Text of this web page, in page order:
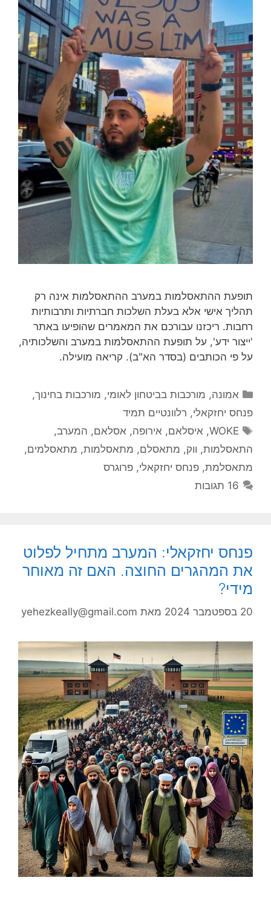
תופעת ההתאסלמות במערב ההתאסלמות אינה רק
תהליך אישי אלא בעלת השלכות חברתיות ותרבותיות
רחבות. ריכזנו עבורכם את המאמרים שהופיעו באתר
'ייצור ידע', על תופעת ההתאסלמות במערב והשלכותיה,
על פי הכותבים (בסדר הא"ב). קריאה מועילה.
קטגוריות
אמונה, מורכבות בביטחון לאומי, מורכבות בחינוך,
פנחס יחזקאלי, רלוונטיים תמיד
תגיות
WOKE
, איסלאם, אירופה, אסלאם, המערב,
התאסלמות, ווק, מתאסלם, מתאסלמות, מתאסלמים,
מתאסלמת, פנחס יחזקאלי, פרוגרס
16 תגובות
פנחס יחזקאלי: המערב מתחיל לפלוט
את המהגרים החוצה. האם זה מאוחר
מידי?
20 בספטמבר 2024 מאת yehezkeally@gmail.com